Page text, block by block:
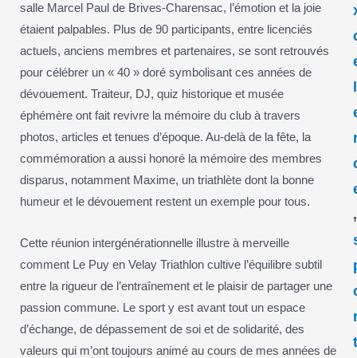
salle Marcel Paul de Brives-Charensac, l’émotion et la joie
étaient palpables. Plus de 90 participants, entre licenciés
actuels, anciens membres et partenaires, se sont retrouvés
pour célébrer un « 40 » doré symbolisant ces années de
dévouement. Traiteur, DJ, quiz historique et musée
éphémère ont fait revivre la mémoire du club à travers
photos, articles et tenues d’époque. Au-delà de la fête, la
commémoration a aussi honoré la mémoire des membres
disparus, notamment Maxime, un triathlète dont la bonne
humeur et le dévouement restent un exemple pour tous.
Cette réunion intergénérationnelle illustre à merveille
comment Le Puy en Velay Triathlon cultive l’équilibre subtil
entre la rigueur de l’entraînement et le plaisir de partager une
passion commune. Le sport y est avant tout un espace
d’échange, de dépassement de soi et de solidarité, des
valeurs qui m’ont toujours animé au cours de mes années de
,